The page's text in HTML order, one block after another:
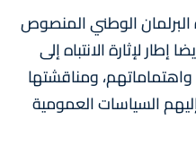
البرلمان الوطني المنصوص
لإثارة الانتباه إلى
ومناقشتها
السياسات العمومية